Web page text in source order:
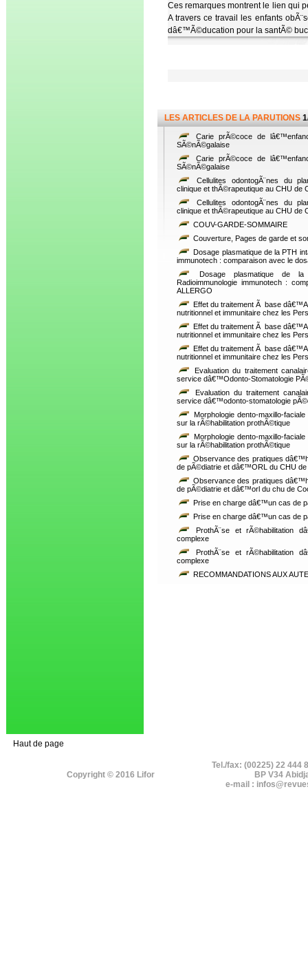
Ces remarques montrent le lien qui
A travers ce travail les enfants
dâ€™Ã©ducation pour la santÃ©
LES ARTICLES DE LA PARUTIONS
Carie prÃ©coce de
SÃ©nÃ©galaise
Carie prÃ©coce de
SÃ©nÃ©galaise
Cellulites odontogÃ¨nes du
clinique et thÃ©rapeutique au CHU de
Cellulites odontogÃ¨nes du
clinique et thÃ©rapeutique au CHU de
COUV-GARDE-SOMMAIRE
Couverture, Pages de garde et
Dosage plasmatique de la PTH
immunotech : comparaison avec le
Dosage plasmatique de
Radioimmunologie immunotech :
ALLERGO
Effet du traitement Ã base
nutritionnel et immunitaire chez les
Effet du traitement Ã base
nutritionnel et immunitaire chez les
Effet du traitement Ã base
nutritionnel et immunitaire chez les
Evaluation du traitement
service dâ€™Odonto-Stomatologie
Evaluation du traitement
service dâ€™odonto-stomatologie
Morphologie dento-maxillo-
sur la rÃ©habilitation prothÃ©tique
Morphologie dento-maxillo-
sur la rÃ©habilitation prothÃ©tique
Observance des pratiques
de pÃ©diatrie et dâ€™ORL du CHU
Observance des pratiques
de pÃ©diatrie et dâ€™orl du chu de
Prise en charge dâ€™un cas de
Prise en charge dâ€™un cas de
ProthÃ¨se et rÃ©habilitation
complexe
ProthÃ¨se et rÃ©habilitation
complexe
RECOMMANDATIONS AUX
Haut de page
Copyright © 2016 Lifor
Tel./fax: (00225) 22 444
BP V34
e-mail :